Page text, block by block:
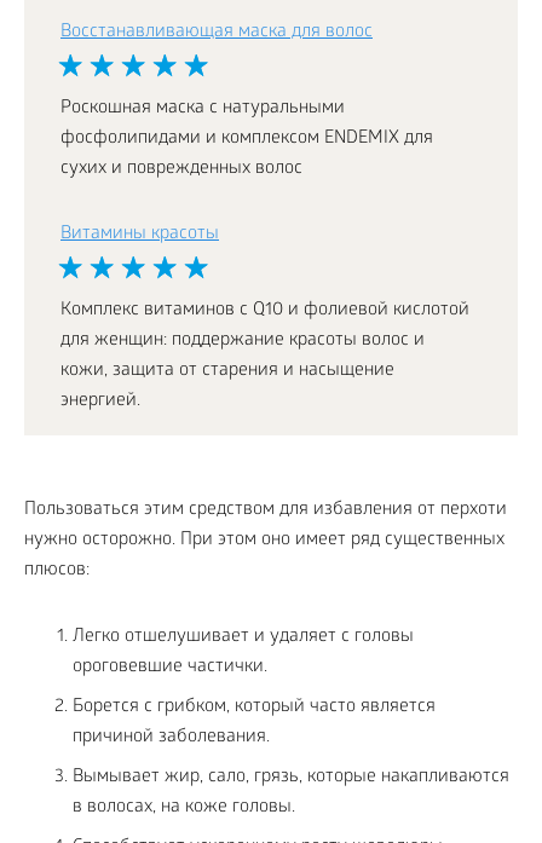
Восстанавливающая маска для волос
Роскошная маска с натуральными
фосфолипидами и комплексом ENDEMIX для
сухих и поврежденных волос
Витамины красоты
Комплекс витаминов с Q10 и фолиевой кислотой
для женщин: поддержание красоты волос и
кожи, защита от старения и насыщение
энергией.
Пользоваться этим средством для избавления от перхоти
нужно осторожно. При этом оно имеет ряд существенных
плюсов:
Легко отшелушивает и удаляет с головы
ороговевшие частички.
Борется с грибком, который часто является
причиной заболевания.
Вымывает жир, сало, грязь, которые накапливаются
в волосах, на коже головы.